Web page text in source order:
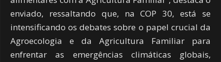
enviado, ressaltando que, na COP 30, está se
intensificando os debates sobre o papel crucial da
Agroecologia e da Agricultura Familiar para
enfrentar as emergências climáticas globais,